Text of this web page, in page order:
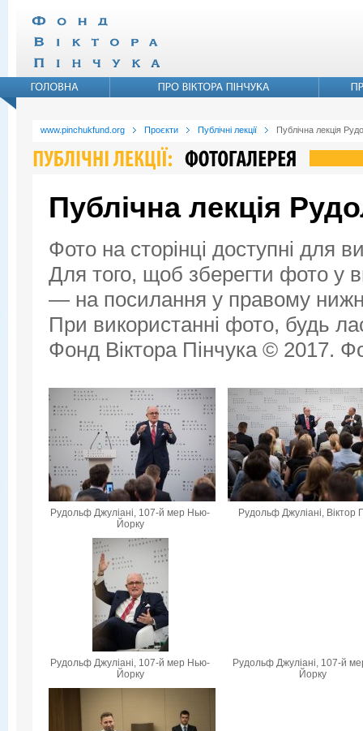
www.pinchukfund.org Проєкти Публічні лекції Публічна лекція
Публічна лекція
Фото на сторінці доступні для
Для того, щоб зберегти фото у
— на посилання у правому
При використанні фото, будь
Фонд Віктора Пінчука © 2017.
Рудольф Джуліані, 107-й мер Нью-
Йорку
Рудольф Джуліані, Віктор
Рудольф Джуліані, 107-й мер Нью-
Йорку
Рудольф Джуліані, 107-й
Йорку